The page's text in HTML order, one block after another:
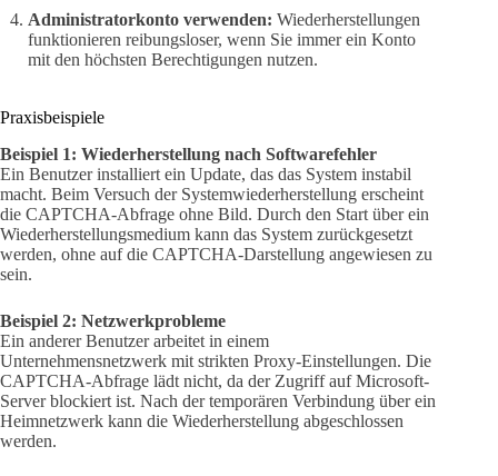
Administratorkonto verwenden: Wiederherstellungen
funktionieren reibungsloser, wenn Sie immer ein Konto
mit den höchsten Berechtigungen nutzen.
Praxisbeispiele
Beispiel 1: Wiederherstellung nach Softwarefehler
Ein Benutzer installiert ein Update, das das System instabil
macht. Beim Versuch der Systemwiederherstellung erscheint
die CAPTCHA-Abfrage ohne Bild. Durch den Start über ein
Wiederherstellungsmedium kann das System zurückgesetzt
werden, ohne auf die CAPTCHA-Darstellung angewiesen zu
sein.
Beispiel 2: Netzwerkprobleme
Ein anderer Benutzer arbeitet in einem
Unternehmensnetzwerk mit strikten Proxy-Einstellungen. Die
CAPTCHA-Abfrage lädt nicht, da der Zugriff auf Microsoft-
Server blockiert ist. Nach der temporären Verbindung über ein
Heimnetzwerk kann die Wiederherstellung abgeschlossen
werden.